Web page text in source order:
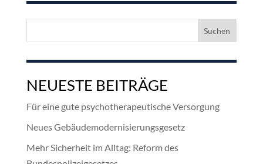
NEUESTE BEITRÄGE
Für eine gute psychotherapeutische Versorgung
Neues Gebäudemodernisierungsgesetz
Mehr Sicherheit im Alltag: Reform des